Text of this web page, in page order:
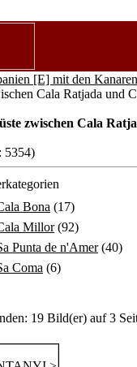
[E] mit den Kanaren
Cala Ratjada und
zwischen Cala
5354)
Bona (17)
Millor(92)
Punta de n'Amer(40)
Coma (6)
19 Bild(er) auf 3